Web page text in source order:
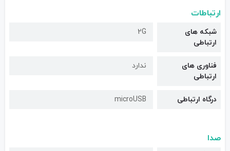
ارتباطات
شبکه های
ارتباطی
2G
فناوری های
ارتباطی
ندارد
درگاه ارتباطی microUSB
صدا